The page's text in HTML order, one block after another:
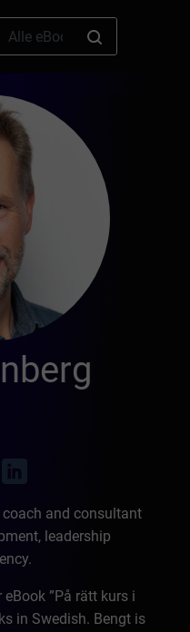
and consultant
leadership
”På rätt kurs i
in Swedish. Bengt is